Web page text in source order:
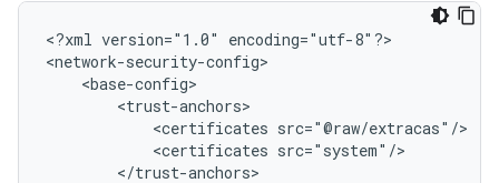
<?xml version="1.0"
encoding="utf-8"?>
<certificates
<certificates